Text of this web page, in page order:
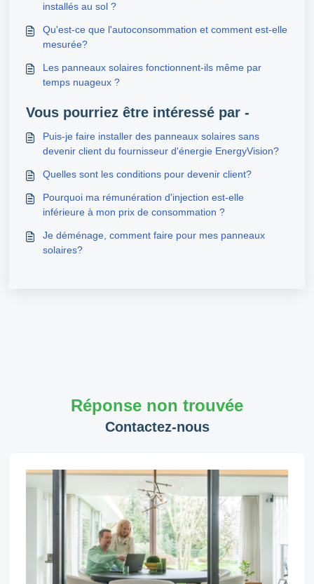
installés au sol ?
Qu'est-ce que l'autoconsommation et comment est-elle
mesurée?
Les panneaux solaires fonctionnent-ils même par
temps nuageux ?
Vous pourriez être intéressé par -
Puis-je faire installer des panneaux solaires sans
devenir client du fournisseur d'énergie EnergyVision?
Quelles sont les conditions pour devenir client?
Pourquoi ma rémunération d'injection est-elle
inférieure à mon prix de consommation ?
Je déménage, comment faire pour mes panneaux
solaires?
Réponse non trouvée
Contactez-nous